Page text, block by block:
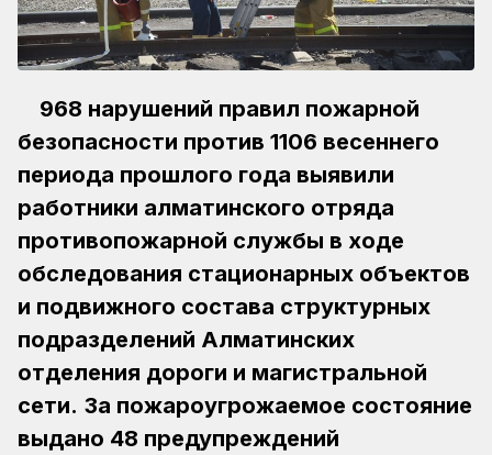
968 нарушений правил пожарной
безопасности против 1106 весеннего
периода прошлого года выявили
работники алматинского отряда
противопожарной службы в ходе
обследования стационарных объектов
и подвижного состава структурных
подразделений Алматинских
отделения дороги и магистральной
сети. За пожароугрожаемое состояние
выдано 48 предупреждений